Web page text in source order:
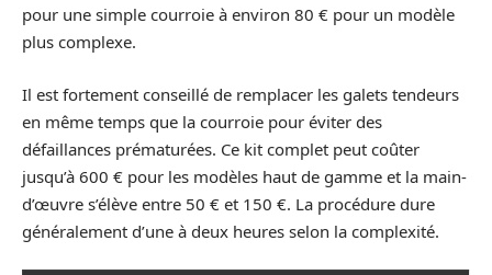
pour une simple courroie à environ 80 € pour un modèle
plus complexe.
Il est fortement conseillé de remplacer les galets tendeurs
en même temps que la courroie pour éviter des
défaillances prématurées. Ce kit complet peut coûter
jusqu’à 600 € pour les modèles haut de gamme et la main-
d’œuvre s’élève entre 50 € et 150 €. La procédure dure
généralement d’une à deux heures selon la complexité.